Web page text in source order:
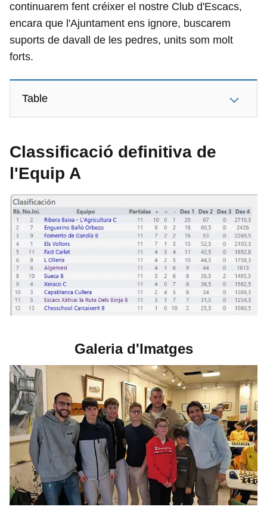
continuarem fent créixer el nostre Club d'Escacs,
encara que l'Ajuntament ens ignore, buscarem
suports de davall de les pedres, units som molt
forts.
Table
Classificació definitiva de
l'Equip A
Galeria d'Imatges